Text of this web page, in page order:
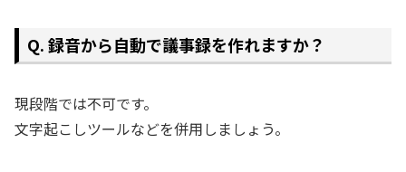
Q. 録音から自動で議事録を作れますか？
現段階では不可です。
文字起こしツールなどを併用しましょう。